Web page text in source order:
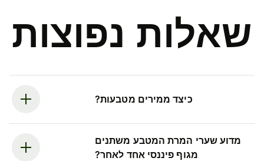
שאלות נפוצות
כיצד ממירים מטבעות?
מדוע שערי המרת המטבע משתנים
מגוף פיננסי אחד לאחר?